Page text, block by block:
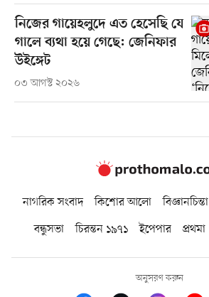
নিজের গায়েহলুদে এত হেসেছি যে
গালে ব্যথা হয়ে গেছে: জেনিফার
উইঙ্গেট
০৩ আগস্ট ২০২৬
নাগরিক সংবাদ কিশোর আলো বিজ্ঞানচিন্তা
বন্ধুসভা
চিরন্তন ১৯৭১ ইপেপার প্রথমা
অনুসরণ করুন